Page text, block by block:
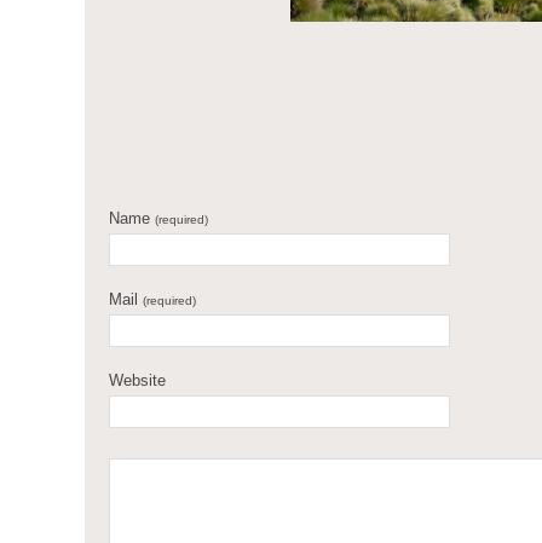
Name (required)
Mail (required)
Website